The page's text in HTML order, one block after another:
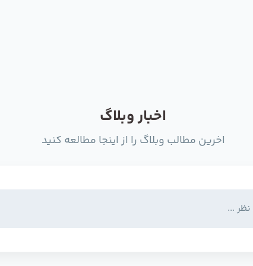
اخبار وبلاگ
اخرین مطالب وبلاگ را از اینجا مطالعه کنید